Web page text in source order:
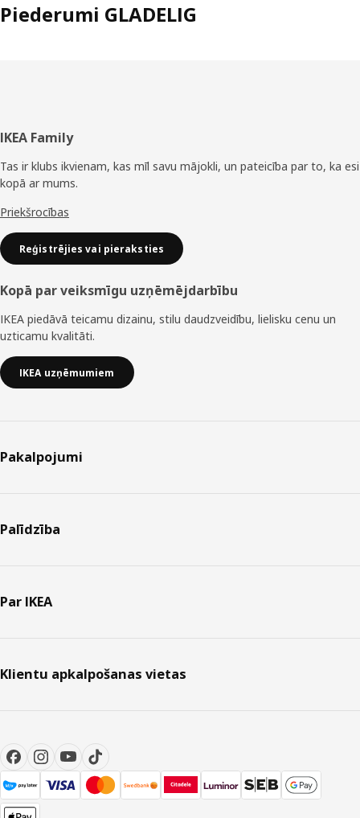
Piederumi GLADELIG
Kājene
IKEA Family
Tas ir klubs ikvienam, kas mīl savu mājokli, un pateicība par to, ka esi
kopā ar mums.
Priekšrocības
Reģistrējies vai pieraksties
Kopā par veiksmīgu uzņēmējdarbību
IKEA piedāvā teicamu dizainu, stilu daudzveidību, lielisku cenu un
uzticamu kvalitāti.
IKEA uzņēmumiem
Pakalpojumi
Palīdzība
Par IKEA
Klientu apkalpošanas vietas